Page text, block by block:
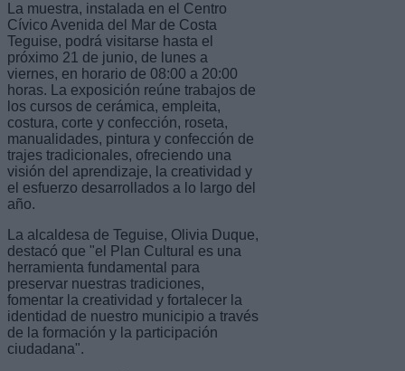
La muestra, instalada en el Centro
Cívico Avenida del Mar de Costa
Teguise, podrá visitarse hasta el
próximo 21 de junio, de lunes a
viernes, en horario de 08:00 a 20:00
horas. La exposición reúne trabajos de
los cursos de cerámica, empleita,
costura, corte y confección, roseta,
manualidades, pintura y confección de
trajes tradicionales, ofreciendo una
visión del aprendizaje, la creatividad y
el esfuerzo desarrollados a lo largo del
año.
La alcaldesa de Teguise, Olivia Duque,
destacó que "el Plan Cultural es una
herramienta fundamental para
preservar nuestras tradiciones,
fomentar la creatividad y fortalecer la
identidad de nuestro municipio a través
de la formación y la participación
ciudadana".